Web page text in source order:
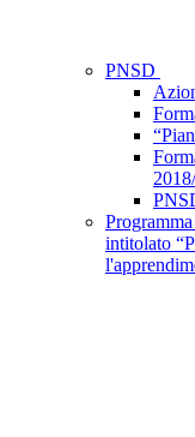
PNSD
intitolato